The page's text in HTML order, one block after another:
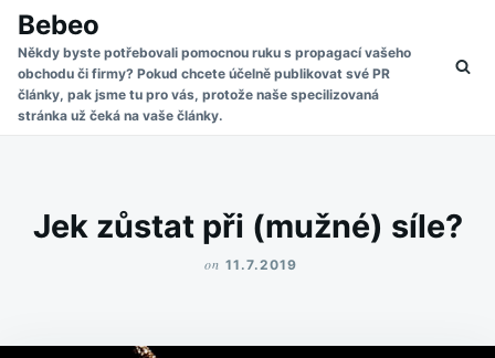
Skip
content
Search
for:
Bebeo
Někdy byste potřebovali pomocnou ruku s propagací vašeho
obchodu či firmy? Pokud chcete účelně publikovat své PR
články, pak jsme tu pro vás, protože naše specilizovaná
stránka už čeká na vaše články.
Jek zůstat při (mužné) síle?
on 11.7.2019